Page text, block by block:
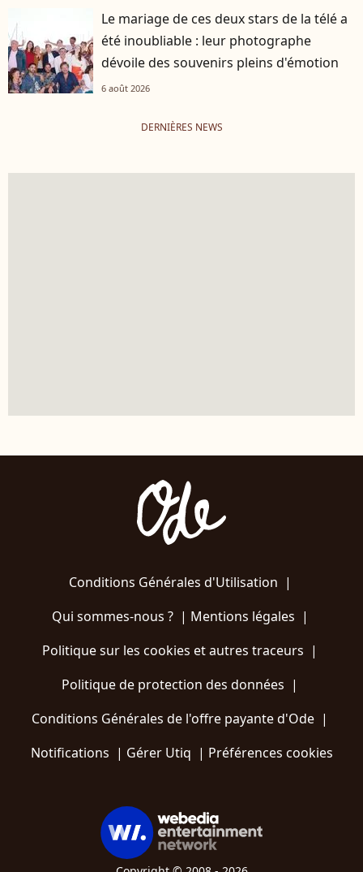
Le mariage de ces deux stars de la télé a
été inoubliable : leur photographe
dévoile des souvenirs pleins d'émotion
6 août 2026
DERNIÈRES NEWS
Conditions Générales d'Utilisation |
Qui sommes-nous ?| Mentions légales |
Politique sur les cookies et autres traceurs |
Politique de protection des données |
Conditions Générales de l'offre payante d'Ode |
Notifications | Gérer Utiq | Préférences cookies